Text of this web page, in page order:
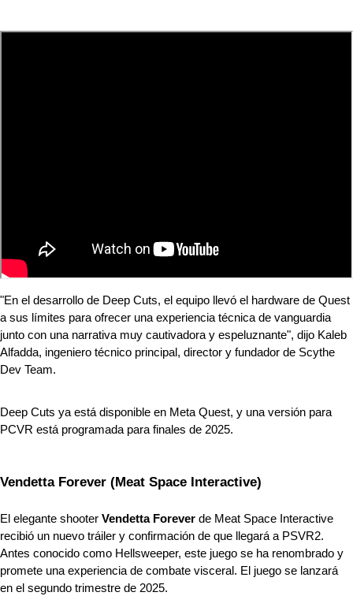
"En el desarrollo de Deep Cuts, el equipo llevó el hardware de Quest
a sus límites para ofrecer una experiencia técnica de vanguardia
junto con una narrativa muy cautivadora y espeluznante", dijo Kaleb
Alfadda, ingeniero técnico principal, director y fundador de Scythe
Dev Team.
Deep Cuts ya está disponible en Meta Quest, y una versión para
PCVR está programada para finales de 2025.
Vendetta Forever (Meat Space Interactive)
El elegante shooter Vendetta Forever de Meat Space Interactive
recibió un nuevo tráiler y confirmación de que llegará a PSVR2.
Antes conocido como Hellsweeper, este juego se ha renombrado y
promete una experiencia de combate visceral. El juego se lanzará
en el segundo trimestre de 2025.